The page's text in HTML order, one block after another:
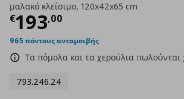
μαλακό κλείσιμο, 120x42x65 cm
€193,00
Τρέχουσα τιμή
965 πόντους ανταμοιβής
Τα πόμολα και τα χερούλια πωλούνται
793.246.24